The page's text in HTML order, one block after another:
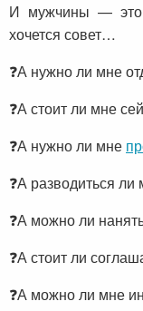
И мужчины — это
хочется совет…
❓А нужно ли мне
❓А стоит ли мне
❓А нужно ли мне
❓А разводиться ли
❓А можно ли
❓А стоит ли
❓А можно ли мне